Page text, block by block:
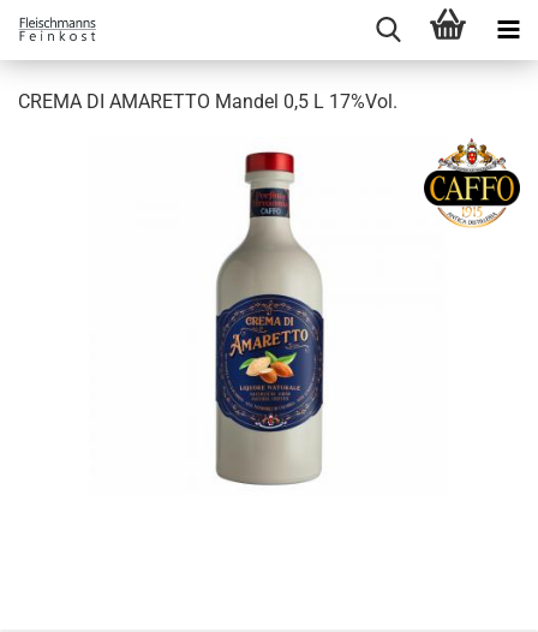
CREMA DI AMARETTO Mandel 0,5 L 17%Vol.